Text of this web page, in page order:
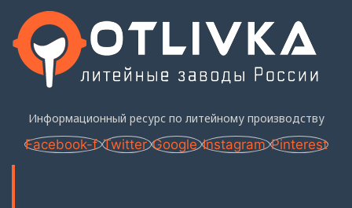
Информационный ресурс по литейному производству
Facebook-f Twitter Google Instagram Pinterest